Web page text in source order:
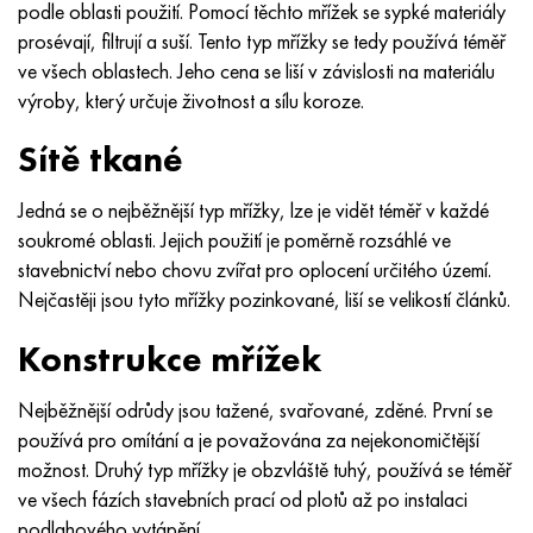
podle oblasti použití. Pomocí těchto mřížek se sypké materiály
prosévají, filtrují a suší. Tento typ mřížky se tedy používá téměř
ve všech oblastech. Jeho cena se liší v závislosti na materiálu
výroby, který určuje životnost a sílu koroze.
Sítě tkané
Jedná se o nejběžnější typ mřížky, lze je vidět téměř v každé
soukromé oblasti. Jejich použití je poměrně rozsáhlé ve
stavebnictví nebo chovu zvířat pro oplocení určitého území.
Nejčastěji jsou tyto mřížky pozinkované, liší se velikostí článků.
Konstrukce mřížek
Nejběžnější odrůdy jsou tažené, svařované, zděné. První se
používá pro omítání a je považována za nejekonomičtější
možnost. Druhý typ mřížky je obzvláště tuhý, používá se téměř
ve všech fázích stavebních prací od plotů až po instalaci
Inotherm
incotest
maraging 250
René 41
Maraging 300
Maraging 350
MP35N
47ND
47НХР
Slitina 50N
Slitina 50NP
50 NHS
Slitina 52N
52K12F
HN62VMYUT
HN62MVKYU
KhN65VMTYu
KhN67MVTYu
KhN68VKTYU
KhN68VMTYUK-vd
KhN70VMTYu
VT-35
PT-1M
2B
SPT-2 sv
AT3
3M
TL3
1.4466 - AISI 310MoLn
Slitina Al6xn
1,4542 - 17-4Ph®
Custom 455® - 1.4543 - uns s45500
1,4545 - 15-5Ph®
1,4548 - 17-4Ph®
1,4550 - AISI 347
10X17H13M3T
10X18N18Yu4D
13X11N2V2MF
15x11mf
15x12vnmf
15H12H2MVFAB
15X16K5N2MVFAB
2,0872, CuNi10Fe1Mn, Cw352h
Silikonový hliníkový bronz
C65500, CuAl11Fe3
C65620, CuSi3Fe2Zn3
C65100, CuSi 1,5
Cín-olověný bronz
c92200, CuSn6Zn4Pb2
Červená mosaz
C84400, CuSn2ZnPb
45G2, 45g2, AISI 1144
Legovaná konstrukční ocel
AC14, 11SMnPb30
20G, 20mn5
20XH3A, AISI 4320, 20hn3a
20HM, 24CrMo5, 20hm
25KhGM, 20CrMo5, 1,7264
Р6М5, 1.3343, hs6-5-2, sw7m
Р6М5К5, 1,3243, hs6-5-2-5
R12F3, 1,3318, sw12
P18, 1,3355, hs18-0-1, sw18
Uhlíková ocel
У10,1.1645, C105W1
11G12, 110G13L, X120Mn12